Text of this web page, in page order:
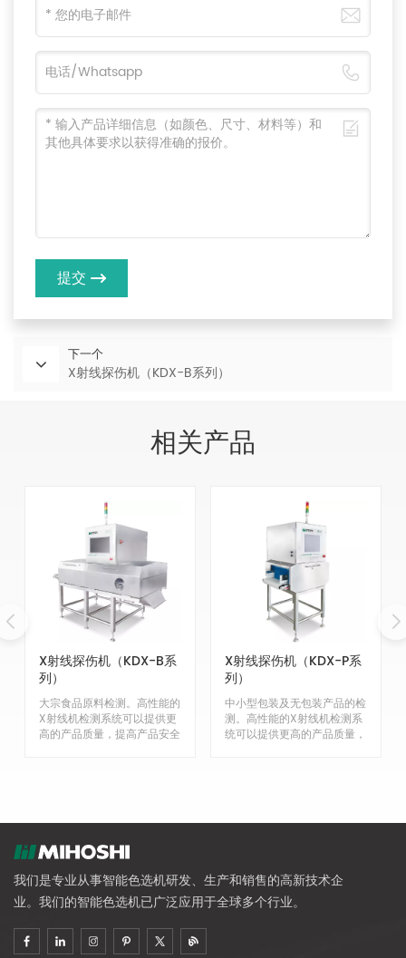
提交
下一个
X射线探伤机（KDX-B系列）
相关产品
X射线探伤机（KDX-B系
列）
大宗食品原料检测。高性能的
X射线机检测系统可以提供更
高的产品质量，提高产品安全
X射线探伤机（KDX-P系
列）
中小型包装及无包装产品的检
测。高性能的X射线机检测系
统可以提供更高的产品质量，
我们是专业从事智能色选机研发、生产和销售的高新技术企
业。我们的智能色选机已广泛应用于全球多个行业。